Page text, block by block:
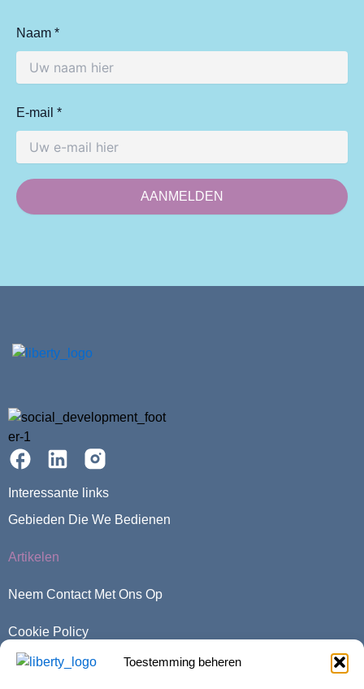
Toestemming beheren
Naam *
E-mail *
Interessante links
Gebieden Die We Bedienen
Artikelen
Neem Contact Met Ons Op
Cookie Policy
Privacy Policy